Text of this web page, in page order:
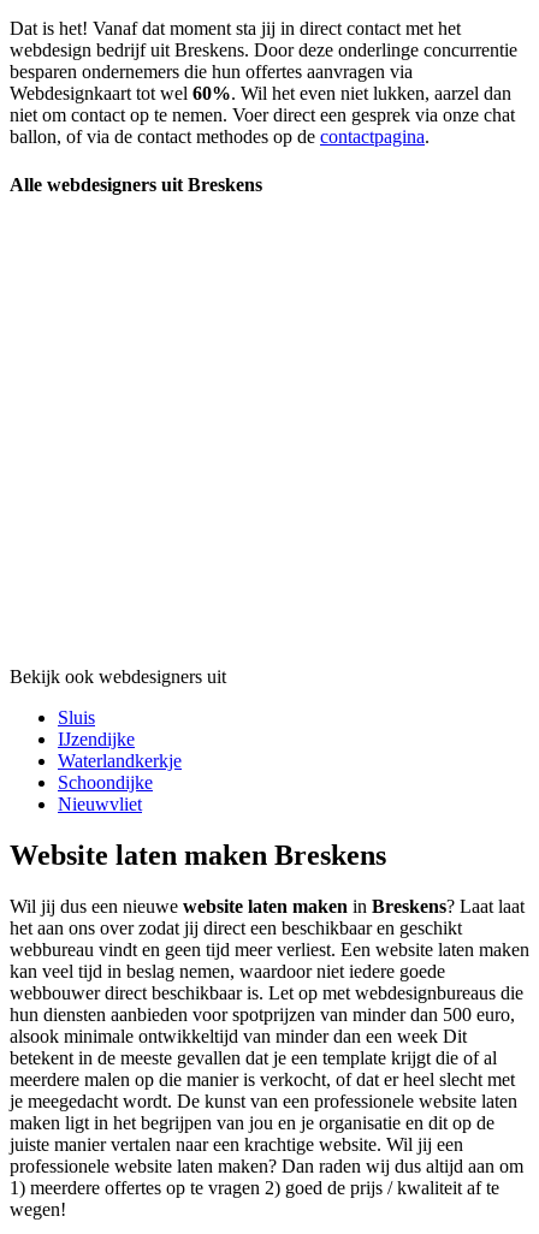
Dat is het! Vanaf dat moment sta jij in direct contact met het
webdesign bedrijf uit Breskens. Door deze onderlinge concurrentie
besparen ondernemers die hun offertes aanvragen via
Webdesignkaart tot wel 60%. Wil het even niet lukken, aarzel dan
niet om contact op te nemen. Voer direct een gesprek via onze chat
ballon, of via de contact methodes op de contactpagina.
Alle webdesigners uit Breskens
Bekijk ook webdesigners uit
Sluis
IJzendijke
Waterlandkerkje
Schoondijke
Nieuwvliet
Website laten maken Breskens
Wil jij dus een nieuwe website laten maken in Breskens? Laat laat
het aan ons over zodat jij direct een beschikbaar en geschikt
webbureau vindt en geen tijd meer verliest. Een website laten maken
kan veel tijd in beslag nemen, waardoor niet iedere goede
webbouwer direct beschikbaar is. Let op met webdesignbureaus die
hun diensten aanbieden voor spotprijzen van minder dan 500 euro,
alsook minimale ontwikkeltijd van minder dan een week Dit
betekent in de meeste gevallen dat je een template krijgt die of al
meerdere malen op die manier is verkocht, of dat er heel slecht met
je meegedacht wordt. De kunst van een professionele website laten
maken ligt in het begrijpen van jou en je organisatie en dit op de
juiste manier vertalen naar een krachtige website. Wil jij een
professionele website laten maken? Dan raden wij dus altijd aan om
1) meerdere offertes op te vragen 2) goed de prijs / kwaliteit af te
wegen!